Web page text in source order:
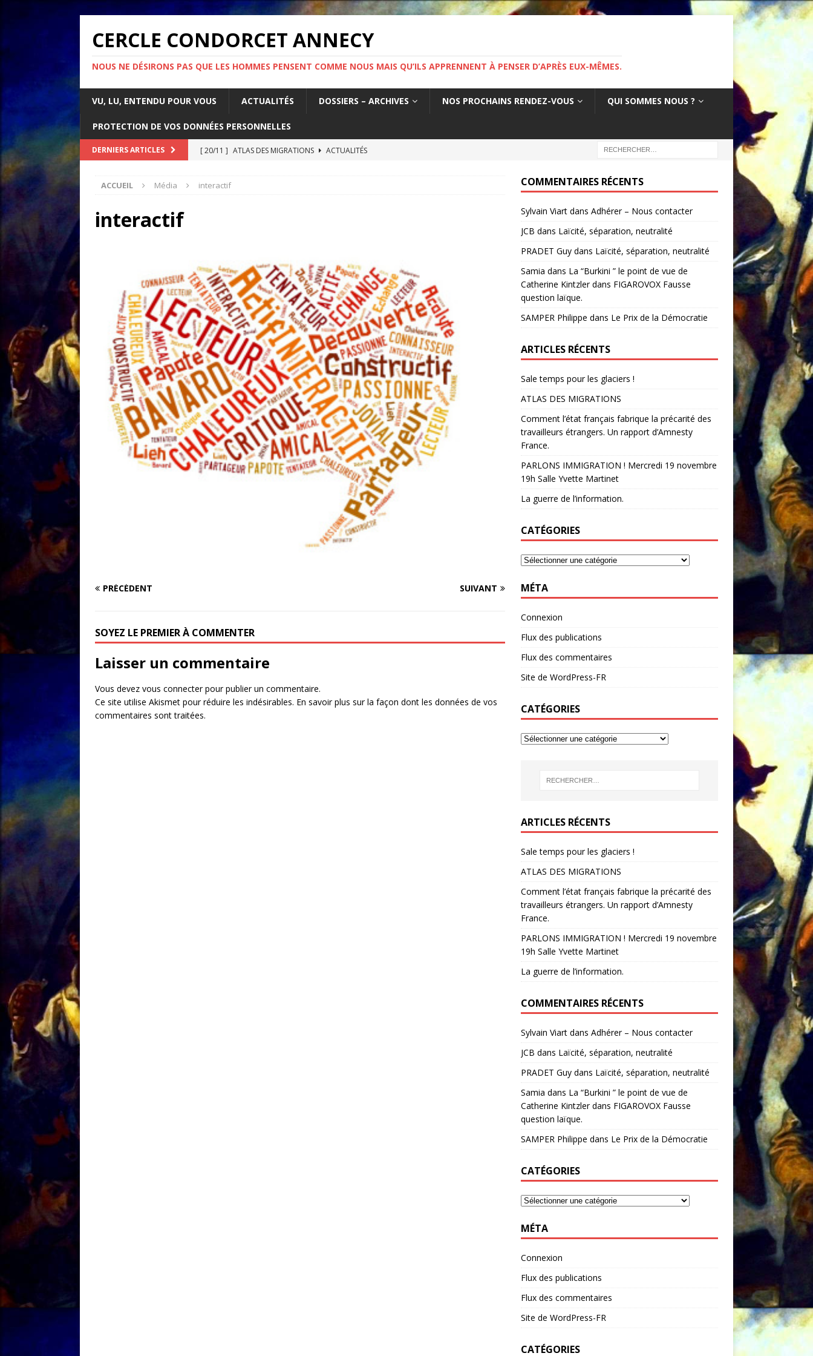
CERCLE CONDORCET ANNECY
NOUS NE DÉSIRONS PAS QUE LES HOMMES PENSENT COMME NOUS MAIS QU’ILS APPRENNENT À PENSER D’APRÈS EUX-MÊMES.
VU, LU, ENTENDU POUR VOUS ACTUALITÉS DOSSIERS – ARCHIVES NOS PROCHAINS RENDEZ-VOUS QUI SOMMES NOUS ?
PROTECTION DE VOS DONNÉES PERSONNELLES
DERNIERS ARTICLES [ 20/11 ] ATLAS DES MIGRATIONS
ACTUALITÉS
rapport d’Amnesty France.
[ 18/01 ] Sale temps pour les glaciers ! ACTUALITÉS
ACCUEIL Média interactif
interactif
PRÉCÉDENT SUIVANT
SOYEZ LE PREMIER À COMMENTER
Laisser un commentaire
Vous devez vous connecterpour publier un commentaire.
Ce site utilise Akismet pour réduire les indésirables. En savoir plus sur la façon dont les données de vos
commentaires sont traitées.
COMMENTAIRES RÉCENTS
Sylvain Viartdans Adhérer – Nous contacter
JCB dans Laïcité, séparation, neutralité
PRADET Guydans Laïcité, séparation, neutralité
Samia dans La “Burkini ” le point de vue de
Catherine Kintzler dans FIGAROVOX Fausse
question laïque.
SAMPER Philippe dans Le Prix de la Démocratie
ARTICLES RÉCENTS
Sale temps pour les glaciers !
ATLAS DES MIGRATIONS
Comment l’état français fabrique la précarité des
travailleurs étrangers. Un rapport d’Amnesty
France.
PARLONS IMMIGRATION ! Mercredi 19 novembre
19h Salle Yvette Martinet
La guerre de l’information.
CATÉGORIES
MÉTA
Connexion
Flux des publications
Flux des commentaires
Site de WordPress-FR
CATÉGORIES
ARTICLES RÉCENTS
Sale temps pour les glaciers !
ATLAS DES MIGRATIONS
Comment l’état français fabrique la précarité des
travailleurs étrangers. Un rapport d’Amnesty
France.
PARLONS IMMIGRATION ! Mercredi 19 novembre
19h Salle Yvette Martinet
La guerre de l’information.
COMMENTAIRES RÉCENTS
Sylvain Viartdans Adhérer – Nous contacter
JCB dans Laïcité, séparation, neutralité
PRADET Guydans Laïcité, séparation, neutralité
Samia dans La “Burkini ” le point de vue de
Catherine Kintzler dans FIGAROVOX Fausse
question laïque.
SAMPER Philippe dans Le Prix de la Démocratie
CATÉGORIES
MÉTA
Connexion
Flux des publications
Flux des commentaires
Site de WordPress-FR
CATÉGORIES